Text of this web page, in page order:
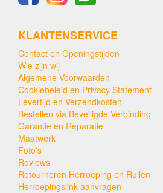
KLANTENSERVICE
Contact en Openingstijden
Wie zijn wij
Algemene Voorwaarden
Cookiebeleid en Privacy Statement
Levertijd en Verzendkosten
Bestellen via Beveiligde Verbinding
Garantie en Reparatie
Maatwerk
Foto's
Reviews
Retourneren Herroeping en Ruilen
Herroepingslink aanvragen